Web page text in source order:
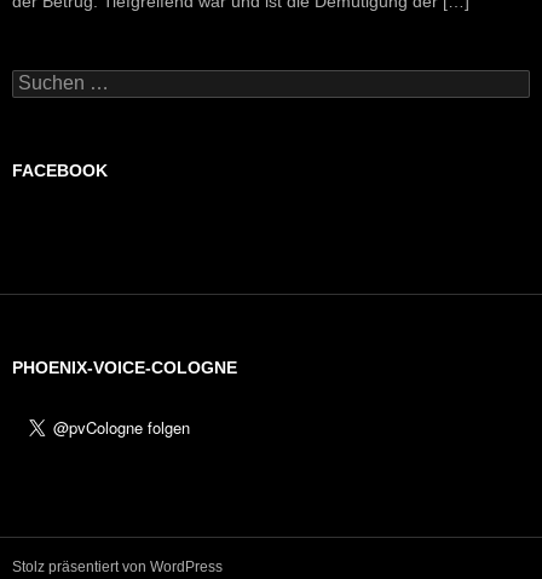
Suchen
nach:
FACEBOOK
PHOENIX-VOICE-COLOGNE
Stolz präsentiert von WordPress